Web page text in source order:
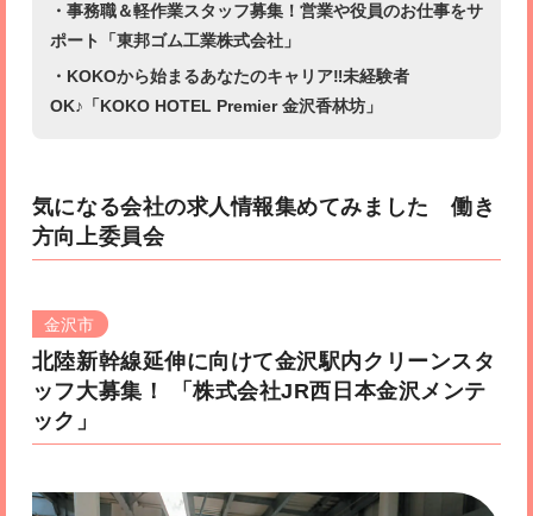
・事務職＆軽作業スタッフ募集！営業や役員のお仕事をサ
ポート「東邦ゴム工業株式会社」
・KOKOから始まるあなたのキャリア‼︎未経験者
OK♪「KOKO HOTEL Premier 金沢香林坊」
気になる会社の求人情報集めてみました 働き
方向上委員会
金沢市
北陸新幹線延伸に向けて金沢駅内クリーンスタ
ッフ大募集！
「株式会社JR西日本金沢メンテ
ック」